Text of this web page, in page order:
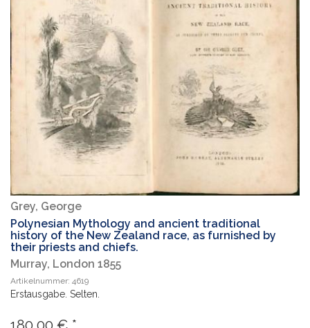
Grey, George
Polynesian Mythology and ancient traditional
history of the New Zealand race, as furnished by
their priests and chiefs.
Murray, London 1855
Artikelnummer: 4619
Erstausgabe. Selten.